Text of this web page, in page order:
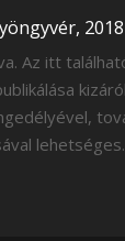
2018
Az itt
lehetséges.